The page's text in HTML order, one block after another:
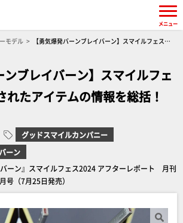
モデル
【勇気爆発バーンブレイバーン】スマイルフェス
ンブレイバーン】スマイルフェ
れたアイテムの情報を総括！
グッドスマイルカンパニー
ーン
バーン』スマイルフェス2024 アフターレポート 月刊
号（7月25日発売）
メニュー